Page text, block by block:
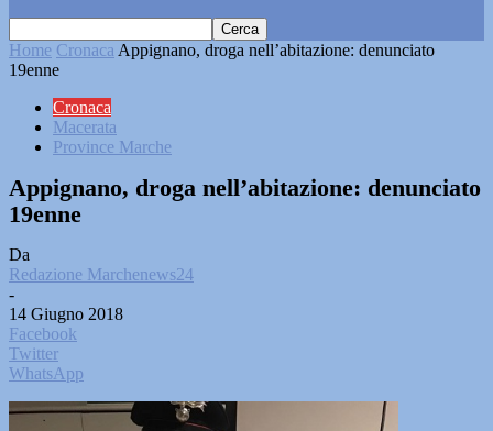
Home Cronaca Appignano, droga nell’abitazione: denunciato
19enne
Cronaca
Macerata
Province Marche
Appignano, droga nell’abitazione: denunciato
19enne
Da
Redazione Marchenews24
-
14 Giugno 2018
Facebook
Twitter
WhatsApp